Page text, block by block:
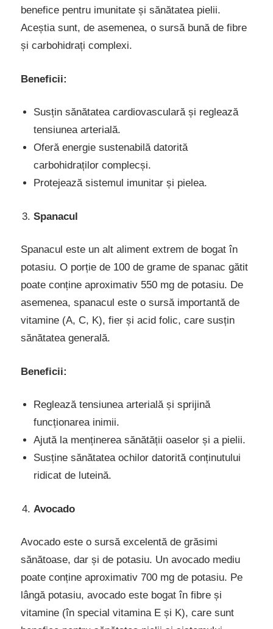
benefice pentru imunitate și sănătatea pielii.
Aceștia sunt, de asemenea, o sursă bună de fibre
și carbohidrați complexi.
Beneficii:
Susțin sănătatea cardiovasculară și reglează
tensiunea arterială.
Oferă energie sustenabilă datorită
carbohidraților complecși.
Protejează sistemul imunitar și pielea.
Spanacul
Spanacul este un alt aliment extrem de bogat în
potasiu. O porție de 100 de grame de spanac gătit
poate conține aproximativ 550 mg de potasiu. De
asemenea, spanacul este o sursă importantă de
vitamine (A, C, K), fier și acid folic, care susțin
sănătatea generală.
Beneficii:
Reglează tensiunea arterială și sprijină
funcționarea inimii.
Ajută la menținerea sănătății oaselor și a pielii.
Susține sănătatea ochilor datorită conținutului
ridicat de luteină.
Avocado
Avocado este o sursă excelentă de grăsimi
sănătoase, dar și de potasiu. Un avocado mediu
poate conține aproximativ 700 mg de potasiu. Pe
lângă potasiu, avocado este bogat în fibre și
vitamine (în special vitamina E și K), care sunt